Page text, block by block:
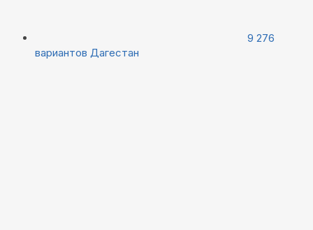
9 276
вариантов Дагестан